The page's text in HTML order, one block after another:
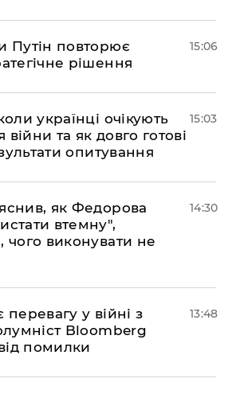
Путін повторює
рішення
15:06
українці очікують
та як довго готові
опитування
15:03
як Федорова
втемну",
чого виконувати не
14:30
у війні з
Bloomberg
помилки
13:48